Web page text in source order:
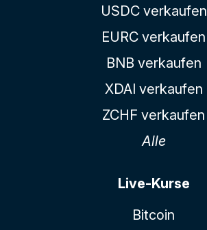
USDC verkaufen
EURC verkaufen
BNB verkaufen
XDAI verkaufen
ZCHF verkaufen
Alle
Live-Kurse
Bitcoin